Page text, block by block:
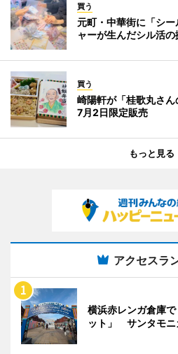
買う
元町・中華街に「シ
ャーが生んだシル活の
買う
崎陽軒が「桂歌丸さ
7月2日限定販売
もっと見る
アクセスラ
横浜赤レンガ倉庫
ット」 サンタモ